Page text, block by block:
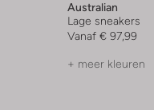
Australian
Lage sneakers
Vanaf € 97,99
+ meer kleuren